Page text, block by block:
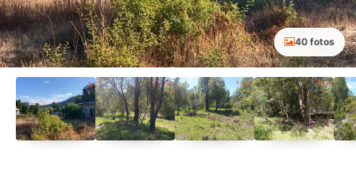
40 fotos